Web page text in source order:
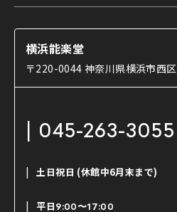
研修室
楽屋
ご利用の流れ
利用料金表
能舞台と演じ手
使用する道具
能・狂言の曲目説明
日本の古典芸能
コラム
OTABISHO
チケット購入方法
ご寄附について
よくいただくご質問
横浜能楽堂
〒220-0044 神奈川県横浜市西
045-263-3055
土日祝日 (休館中6月末まで)
平日9:00〜17:00